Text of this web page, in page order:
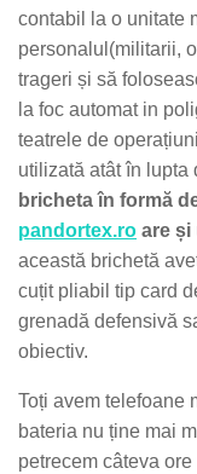
contabil la o unitate
personalul(militarii,
trageri și să
la foc automat in
teatrele de
utilizată atât în lupta
bricheta în formă
pandortex.ro are și
această brichetă
cuțit pliabil tip card
grenadă defensivă
obiectiv.
Toți avem telefoane
bateria nu ține mai
petrecem câteva